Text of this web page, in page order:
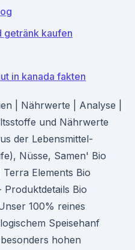
getränk kaufen
in kanada fakten
| Nährwerte | Analyse |
und Nährwerte
der Lebensmittel-
Nüsse, Samen' Bio
Elements Bio
Bio
100% reines
Speisehanf
hohen